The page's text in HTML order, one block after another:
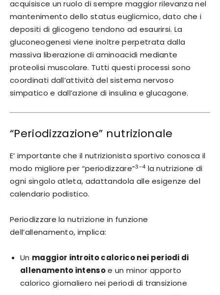
acquisisce un ruolo di sempre maggior rilevanza nel
mantenimento dello status euglicmico, dato che i
depositi di glicogeno tendono ad esaurirsi. La
gluconeogenesi viene inoltre perpetrata dalla
massiva liberazione di aminoacidi mediante
proteolisi muscolare. Tutti questi processi sono
coordinati dall’attività del sistema nervoso
simpatico e dall’azione di insulina e glucagone.
“Periodizzazione” nutrizionale
E’ importante che il nutrizionista sportivo conosca il
modo migliore per “periodizzare”3-4 la nutrizione di
ogni singolo atleta, adattandola alle esigenze del
calendario podistico.
Periodizzare la nutrizione in funzione
dell’allenamento, implica:
Un maggior introito calorico nei periodi di
allenamento intensoe un minor apporto
calorico giornaliero nei periodi di transizione